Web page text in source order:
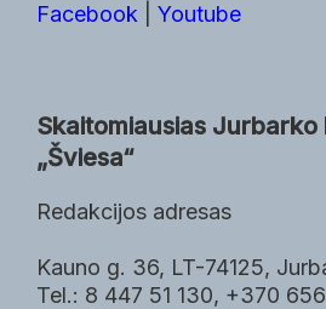
Facebook Youtube
Skaitomiausias
„Šviesa“
Redakcijos adresas
Kauno g. 36, LT-74125,
Tel.: 8 447 51 130, +370